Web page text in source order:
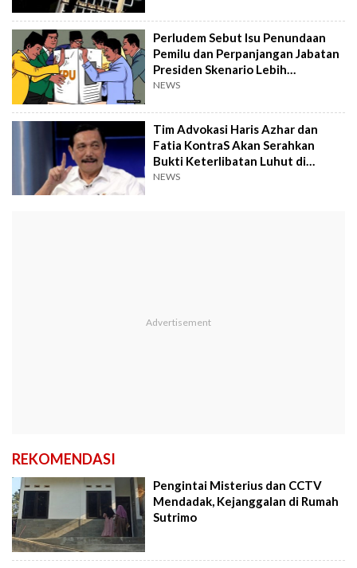
Perludem Sebut Isu Penundaan
Pemilu dan Perpanjangan Jabatan
Presiden Skenario Lebih
Berbahaya, Harus Ditolak!
NEWS
Tim Advokasi Haris Azhar dan
Fatia KontraS Akan Serahkan
Bukti Keterlibatan Luhut di
Tambang Papua ke Polda Metro
NEWS
REKOMENDASI
Pengintai Misterius dan CCTV
Mendadak, Kejanggalan di Rumah
Sutrimo